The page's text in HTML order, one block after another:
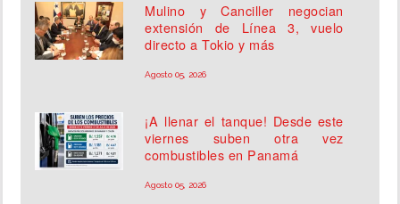
Mulino y Canciller negocian
extensión de Línea 3, vuelo
directo a Tokio y más
Agosto 05, 2026
¡A llenar el tanque! Desde este
viernes suben otra vez
combustibles en Panamá
Agosto 05, 2026